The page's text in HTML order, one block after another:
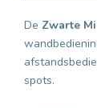
De Zwarte
spots.